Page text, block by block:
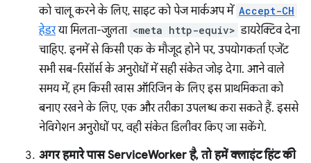
को चालू करने के लिए, साइट को पेज मार्कअप में Accept-CH
हेडरया मिलता-जुलता <meta http-equiv> डायरेक्टिव देना
चाहिए. इनमें से किसी एक के मौजूद होने पर, उपयोगकर्ता एजेंट
सभी सब-रिसॉर्स के अनुरोधों में सही संकेत जोड़ देगा. आने वाले
समय में, हम किसी खास ऑरिजिन के लिए इस प्राथमिकता को
बनाए रखने के लिए, एक और तरीका उपलब्ध करा सकते हैं. इससे
नेविगेशन अनुरोधों पर, वही संकेत डिलीवर किए जा सकेंगे.
अगर हमारे पास ServiceWorker है, तो हमें क्लाइंट हिंट की